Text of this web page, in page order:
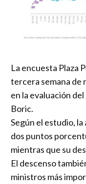
La encuesta Plaza
tercera semana de
en la evaluación
Boric.
Según el estudio,
dos puntos
mientras que su
El descenso
ministros más